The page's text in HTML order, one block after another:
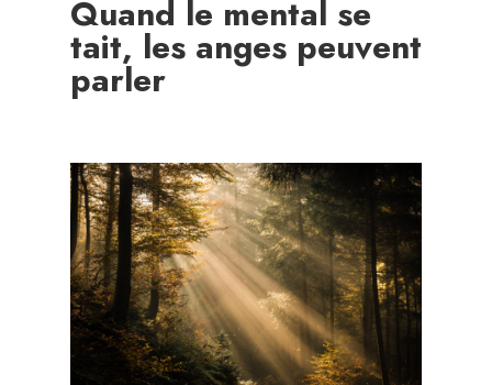
Quand le mental se
tait, les anges peuvent
parler